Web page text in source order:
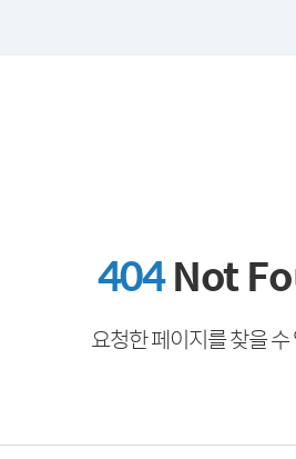
404Not
요청한 페이지를 찾을